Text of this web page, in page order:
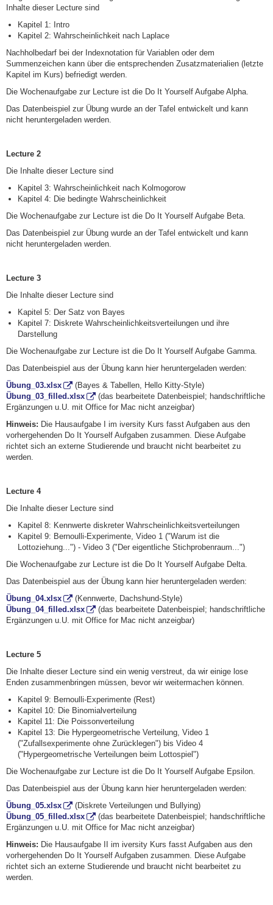
Inhalte dieser Lecture sind
Kapitel 1: Intro
Kapitel 2: Wahrscheinlichkeit nach Laplace
Nachholbedarf bei der Indexnotation für Variablen oder dem
Summenzeichen kann über die entsprechenden Zusatzmaterialien (letzte
Kapitel im Kurs) befriedigt werden.
Die Wochenaufgabe zur Lecture ist die Do It Yourself Aufgabe Alpha.
Das Datenbeispiel zur Übung wurde an der Tafel entwickelt und kann
nicht heruntergeladen werden.
Lecture 2
Die Inhalte dieser Lecture sind
Kapitel 3: Wahrscheinlichkeit nach Kolmogorow
Kapitel 4: Die bedingte Wahrscheinlichkeit
Die Wochenaufgabe zur Lecture ist die Do It Yourself Aufgabe Beta.
Das Datenbeispiel zur Übung wurde an der Tafel entwickelt und kann
nicht heruntergeladen werden.
Lecture 3
Die Inhalte dieser Lecture sind
Kapitel 5: Der Satz von Bayes
Kapitel 7: Diskrete Wahrscheinlichkeitsverteilungen und ihre
Darstellung
Die Wochenaufgabe zur Lecture ist die Do It Yourself Aufgabe Gamma.
Das Datenbeispiel aus der Übung kann hier heruntergeladen werden:
Übung_03.xlsx
(Bayes & Tabellen, Hello Kitty-Style)
Übung_03_filled.xlsx
(das bearbeitete Datenbeispiel; handschriftliche
Ergänzungen u.U. mit Office for Mac nicht anzeigbar)
Hinweis: Die Hausaufgabe I im iversity Kurs fasst Aufgaben aus den
vorhergehenden Do It Yourself Aufgaben zusammen. Diese Aufgabe
richtet sich an externe Studierende und braucht nicht bearbeitet zu
werden.
Lecture 4
Die Inhalte dieser Lecture sind
Kapitel 8: Kennwerte diskreter Wahrscheinlichkeitsverteilungen
Kapitel 9: Bernoulli-Experimente, Video 1 ("Warum ist die
Lottoziehung...") - Video 3 ("Der eigentliche Stichprobenraum...")
Die Wochenaufgabe zur Lecture ist die Do It Yourself Aufgabe Delta.
Das Datenbeispiel aus der Übung kann hier heruntergeladen werden:
Übung_04.xlsx
(Kennwerte, Dachshund-Style)
Übung_04_filled.xlsx
(das bearbeitete Datenbeispiel; handschriftliche
Ergänzungen u.U. mit Office for Mac nicht anzeigbar)
Lecture 5
Die Inhalte dieser Lecture sind ein wenig verstreut, da wir einige lose
Enden zusammenbringen müssen, bevor wir weitermachen können.
Kapitel 9: Bernoulli-Experimente (Rest)
Kapitel 10: Die Binomialverteilung
Kapitel 11: Die Poissonverteilung
Kapitel 13: Die Hypergeometrische Verteilung, Video 1
("Zufallsexperimente ohne Zurücklegen") bis Video 4
("Hypergeometrische Verteilungen beim Lottospiel")
Die Wochenaufgabe zur Lecture ist die Do It Yourself Aufgabe Epsilon.
Das Datenbeispiel aus der Übung kann hier heruntergeladen werden:
Übung_05.xlsx
(Diskrete Verteilungen und Bullying)
Übung_05_filled.xlsx
(das bearbeitete Datenbeispiel; handschriftliche
Ergänzungen u.U. mit Office for Mac nicht anzeigbar)
Hinweis: Die Hausaufgabe II im iversity Kurs fasst Aufgaben aus den
vorhergehenden Do It Yourself Aufgaben zusammen. Diese Aufgabe
richtet sich an externe Studierende und braucht nicht bearbeitet zu
werden.